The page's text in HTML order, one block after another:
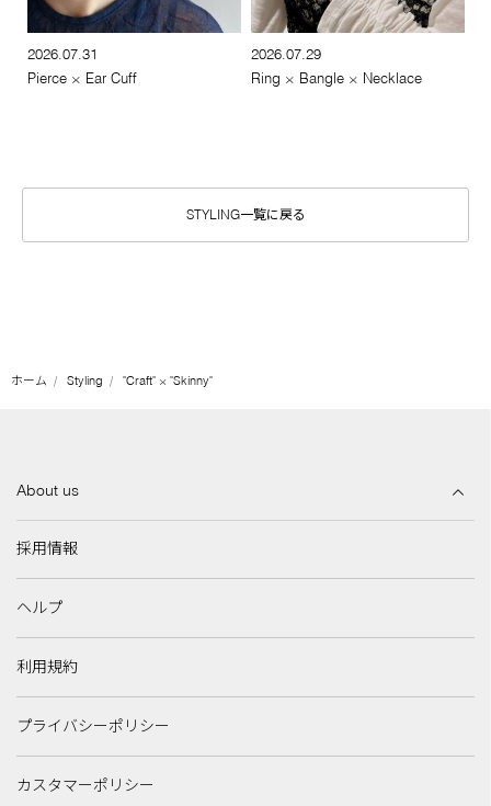
2026.07.31
Pierce × Ear Cuff
2026.07.29
Ring × Bangle × Necklace
STYLING一覧に戻る
ホーム Styling "Craft" × "Skinny"
About us
採用情報
ヘルプ
利用規約
プライバシーポリシー
カスタマーポリシー